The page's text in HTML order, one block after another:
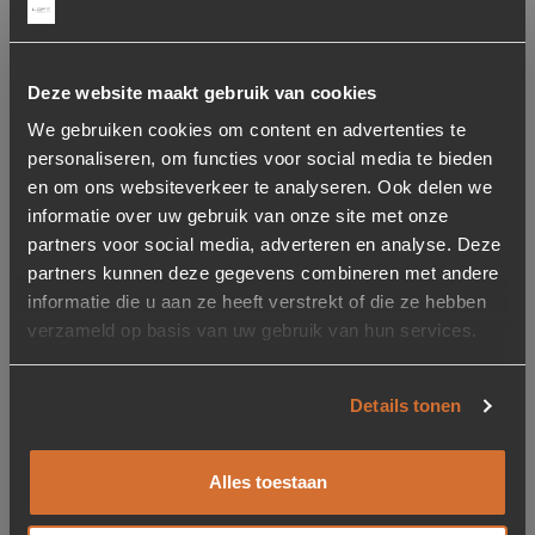
Deze website maakt gebruik van cookies
We gebruiken cookies om content en advertenties te
personaliseren, om functies voor social media te bieden
en om ons websiteverkeer te analyseren. Ook delen we
informatie over uw gebruik van onze site met onze
partners voor social media, adverteren en analyse. Deze
partners kunnen deze gegevens combineren met andere
informatie die u aan ze heeft verstrekt of die ze hebben
verzameld op basis van uw gebruik van hun services.
Details tonen
Alles toestaan
Gerelateerde producten
Concept store
Toevoegen aan verlanglijstje
Verwijderen van verlanglijst
model)
Toevoegen aan
Verwijderen van verlanglijst
Fauteuil Peter – Groen